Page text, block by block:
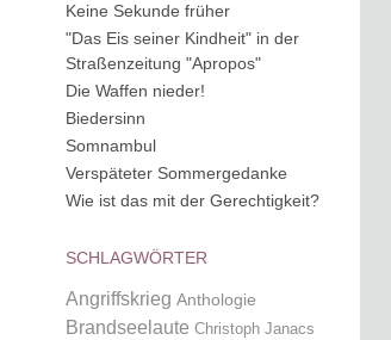
Keine Sekunde früher
"Das Eis seiner Kindheit" in der
Straßenzeitung "Apropos"
Die Waffen nieder!
Biedersinn
Somnambul
Verspäteter Sommergedanke
Wie ist das mit der Gerechtigkeit?
SCHLAGWÖRTER
Angriffskrieg Anthologie
Brandseelaute Christoph Janacs